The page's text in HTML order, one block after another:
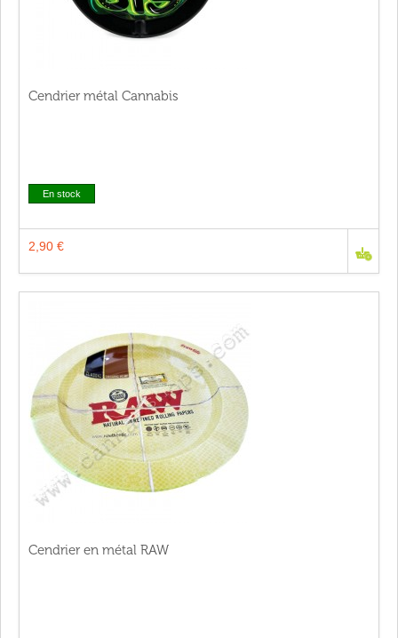
Cendrier métal Cannabis
En stock
2,90 €
Cendrier en métal RAW